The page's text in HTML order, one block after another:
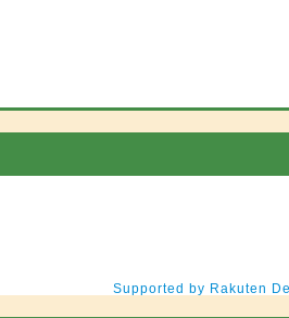
Supported by Rakuten